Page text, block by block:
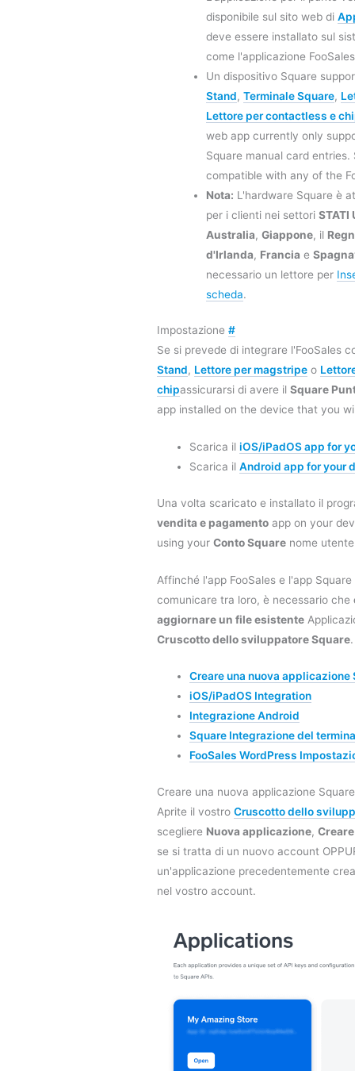
disponibile sul sito web di
deve essere installato sul
come l'applicazione FooSales
Un dispositivo Square
Stand, Terminale Square,
Lettore per contactless e
web app currently only
Square manual card entries.
compatible with any of the
Nota: L'hardware Square è
per i clienti nei settori STATI
Australia, Giappone, il
d'Irlanda, Francia e Spagna
necessario un lettore per
scheda.
Impostazione #
Se si prevede di integrare l'FooSales
Stand, Lettore per magstripe o
chipassicurarsi di avere il Square
app installed on the device that you
Scarica iliOS/iPadOS app for
Scarica ilAndroid app for your
Una volta scaricato e installato il
vendita e pagamento app on your
using your Conto Square nome
Affinché l'app FooSales e l'app
comunicare tra loro, è necessario che
aggiornare un file esistente
Cruscotto dello sviluppatore Square.
Creare una nuova applicazione
iOS/iPadOS Integration
Integrazione Android
Square Integrazione del
FooSales WordPress
Creare una nuova applicazione
Aprite il vostro Cruscotto dello
scegliere Nuova applicazione,
se si tratta di un nuovo account
un'applicazione precedentemente
nel vostro account.